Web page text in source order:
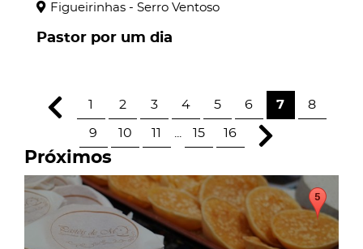
Figueirinhas - Serro Ventoso
Pastor por um dia
1 2 3 4 5 6 7 8
9 10 11 15 16
Próximos
page